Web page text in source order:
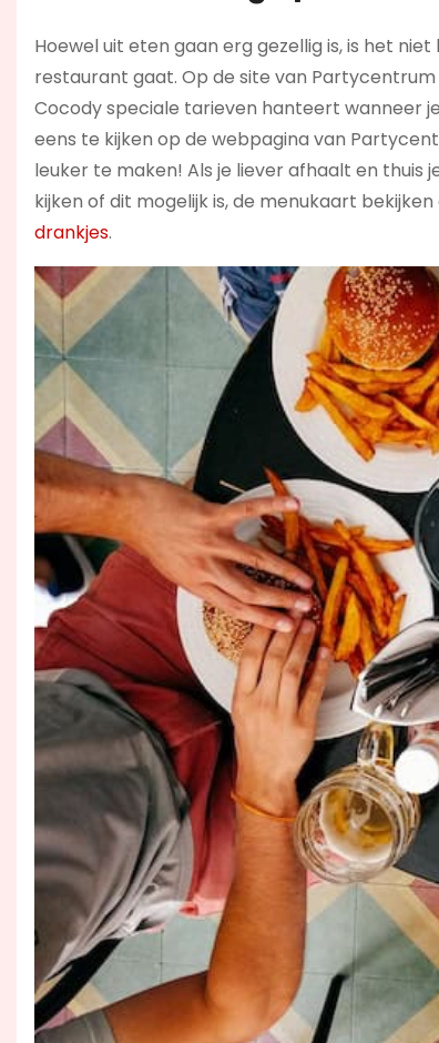
Hoewel uit eten gaan erg gezellig is, is het
restaurant gaat. Op de site van
Cocody speciale tarieven hanteert wanneer
eens te kijken op de webpagina van
leuker te maken! Als je liever afhaalt en
kijken of dit mogelijk is, de menukaart
drankjes.